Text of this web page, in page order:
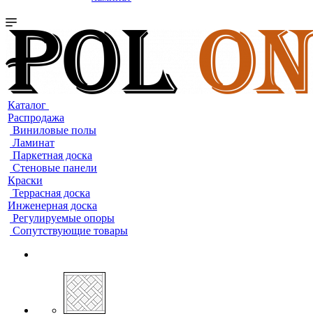
Каталог
Распродажа
Виниловые полы
Ламинат
Паркетная доска
Стеновые панели
Краски
Террасная доска
Инженерная доска
Регулируемые опоры
Сопутствующие товары